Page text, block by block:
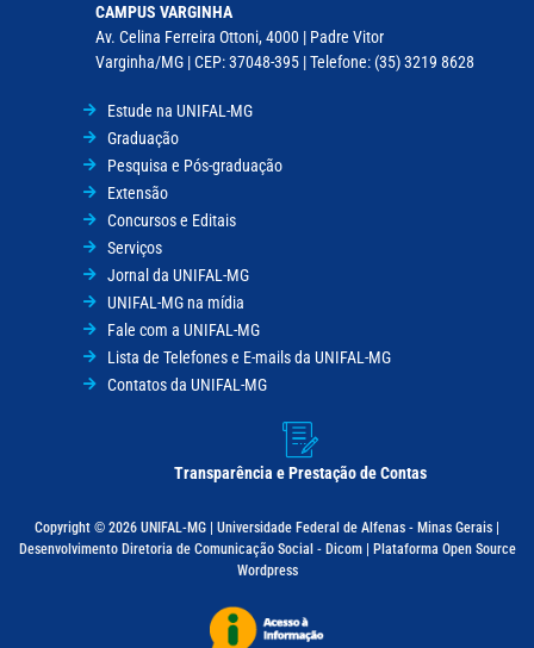
CAMPUS VARGINHA
Av. Celina Ferreira Ottoni, 4000 | Padre Vitor
Varginha/MG | CEP: 37048-395 | Telefone: (35) 3219 8628
Estude na UNIFAL-MG
Graduação
Pesquisa e Pós-graduação
Extensão
Concursos e Editais
Serviços
Jornal da UNIFAL-MG
UNIFAL-MG na mídia
Fale com a UNIFAL-MG
Lista de Telefones e E-mails da UNIFAL-MG
Contatos da UNIFAL-MG
Transparência e Prestação de Contas
Copyright © 2026 UNIFAL-MG | Universidade Federal de Alfenas - Minas Gerais |
Desenvolvimento Diretoria de Comunicação Social - Dicom | Plataforma Open Source
Wordpress